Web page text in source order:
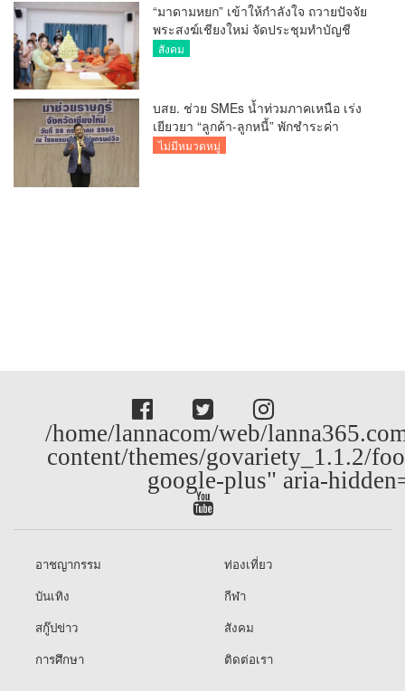
“มาดามหยก” เข้าให้กำลังใจ ถวายปัจจัย
พระสงฆ์เชียงใหม่ จัดประชุมทำบัญชี
รายรับรายจ่ายของวัด กว่า 300 รูป ที่วัด
สังคม
บสย. ช่วย SMEs น้ำท่วมภาคเหนือ เร่ง
เยียวยา “ลูกค้า-ลูกหนี้” พักชำระค่า
ธรรมเนียม-ค่างวด
ไม่มีหมวดหมู่
/home/lannacom/web/
content/themes/govariety_1.1.2/
google-plus" aria-
อาชญากรรม
ท่องเที่ยว
บันเทิง
กีฬา
สกู๊ปข่าว
สังคม
การศึกษา
ติดต่อเรา